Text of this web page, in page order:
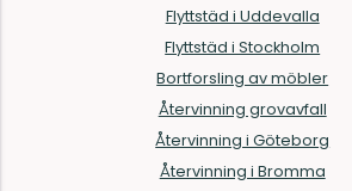
Flyttstäd i Uddevalla
Flyttstäd i Stockholm
Bortforsling av möbler
Återvinning grovavfall
Återvinning i Göteborg
Återvinning i Bromma